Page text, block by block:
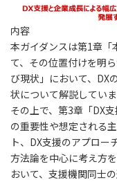
内容
本ガイダンスは第1章「
て、その位置付けを明
び現状」において、DX
状について解説していま
その上で、第3章「DX
の重要性や想定される
ト、DX支援のアプロー
方法論を中心に考え方
おいて、支援機関同士